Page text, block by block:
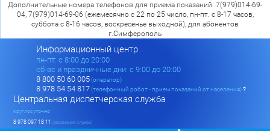
Дополнительные номера телефонов для приема показаний: 7(979)014-69-
04, 7(979)014-69-06 (ежемесячно с 22 по 25 число, пн-пт. с 8-17 часов,
суббота с 8-16 часов, воскресенье выходной), для абонентов
г.Симферополь
Информационный центр
пн-пт: c 8:00 до 20:00
сб-вс и праздничные дни: с 9:00 до 20:00
8 800 50 60 005(оператор)
8 978 54 54 817(телефонный робот - прием показаний от населения)?
Центральная диспетчерская служба
круглосуточно
8 978 097 18 11 (аварийная служба)